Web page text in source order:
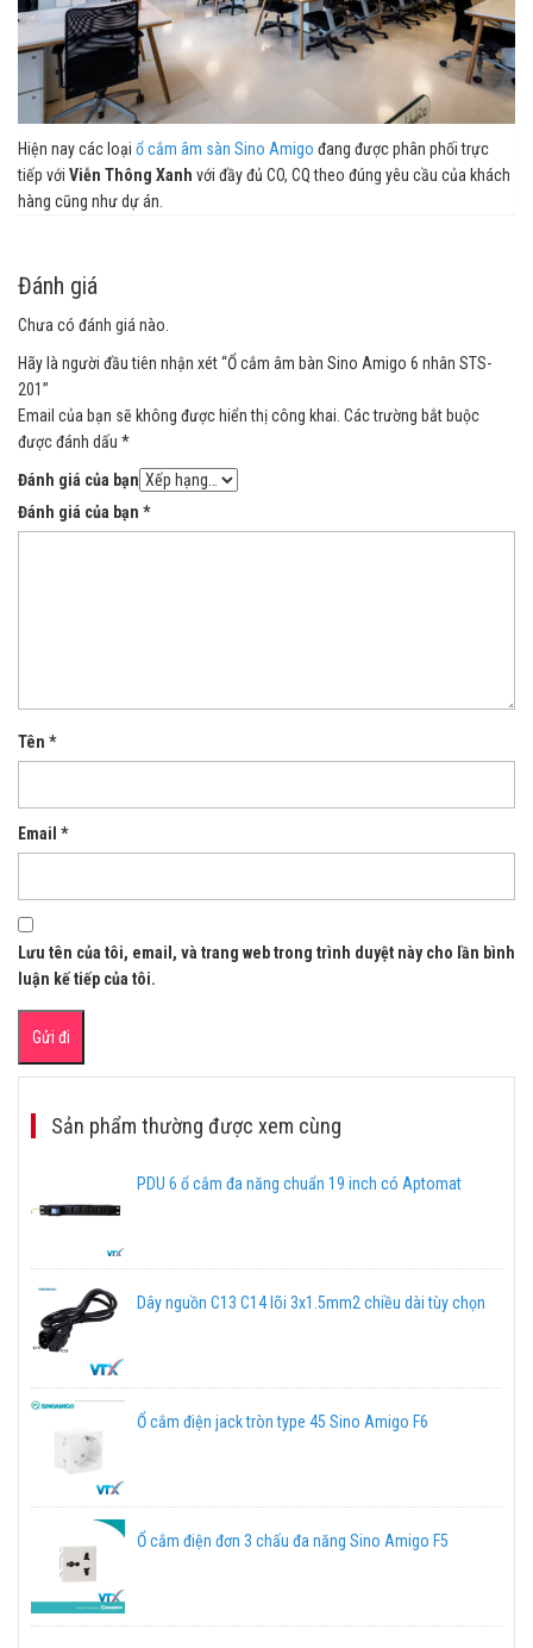
Hiện nay các loại ổ cắm âm sàn Sino Amigo đang được phân phối trực
tiếp với Viễn Thông Xanh với đầy đủ CO, CQ theo đúng yêu cầu của khách
hàng cũng như dự án.
Đánh giá
Chưa có đánh giá nào.
Hãy là người đầu tiên nhận xét “Ổ cắm âm bàn Sino Amigo 6 nhân STS-
201”
Email của bạn sẽ không được hiển thị công khai. Các trường bắt buộc
được đánh dấu *
Đánh giá của bạn
Đánh giá của bạn *
Tên *
Email *
Lưu tên của tôi, email, và trang web trong trình duyệt này cho lần bình
luận kế tiếp của tôi.
Sản phẩm thường được xem cùng
PDU 6 ổ cắm đa năng chuẩn 19 inch có Aptomat
Dây nguồn C13 C14 lõi 3x1.5mm2 chiều dài tùy chọn
Ổ cắm điện jack tròn type 45 Sino Amigo F6
Ổ cắm điện đơn 3 chấu đa năng Sino Amigo F5